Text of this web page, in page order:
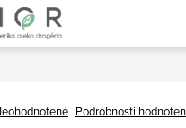
Podrobnosti